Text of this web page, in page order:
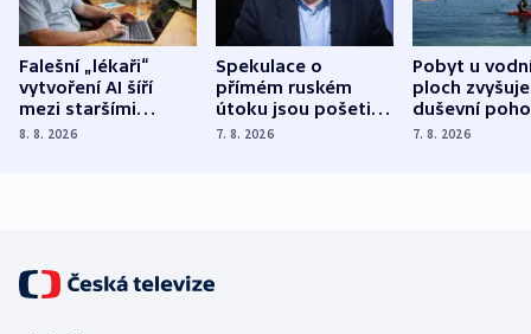
Falešní „lékaři“
vytvoření AI šíří
mezi staršími
Poláky nebezpečné
8. 8. 2026
Spekulace o
přímém ruském
útoku jsou pošetilé,
míní estonský
7. 8. 2026
Pobyt u
ploch zvyšuje
duševní
ukázala
7. 8. 2026